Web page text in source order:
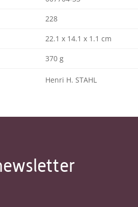
228
22.1 x 14.1 x 1.1 cm
370 g
Henri H. STAHL